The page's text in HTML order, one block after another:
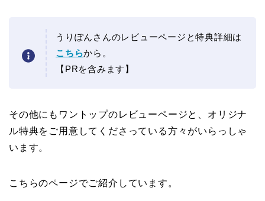
うりぽんさんのレビューページと特典詳細は
こちらから。
【PRを含みます】
その他にもワントップのレビューページと、オリジナ
ル特典をご用意してくださっている方々がいらっしゃ
います。
こちらのページでご紹介しています。